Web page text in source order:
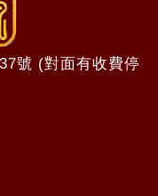
號 (對面有收費停